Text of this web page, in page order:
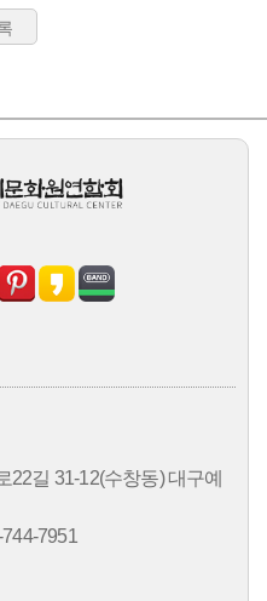
22길 31-12(수창동) 대구예
744-7951